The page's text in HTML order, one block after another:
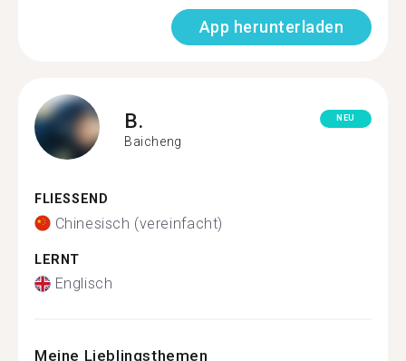
App herunterladen
B.
Baicheng
NEU
FLIESSEND
Chinesisch (vereinfacht)
LERNT
Englisch
Meine Lieblingsthemen